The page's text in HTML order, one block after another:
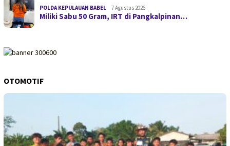
POLDA KEPULAUAN BABEL 7 Agustus 2026
Miliki Sabu 50 Gram, IRT di Pangkalpinan…
OTOMOTIF